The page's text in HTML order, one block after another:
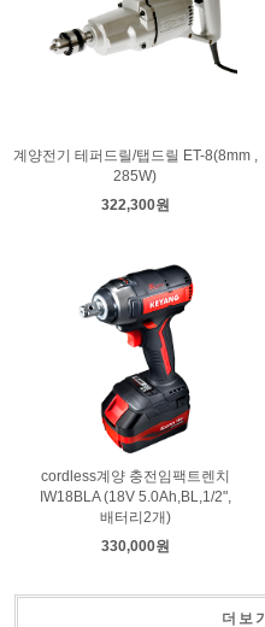
계양전기 테퍼드릴/탭드릴 ET-8(8mm ,
285W)
322,300원
cordless계양 충전임팩트렌치
IW18BLA (18V 5.0Ah,BL,1/2",
배터리2개)
330,000원
더보기